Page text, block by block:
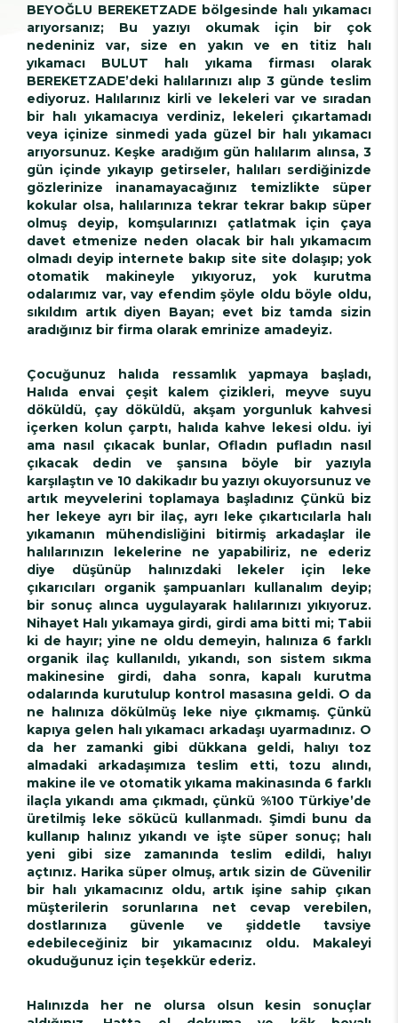
BEYOĞLU BEREKETZADE bölgesinde halı yıkamacı
arıyorsanız; Bu yazıyı okumak için bir çok
nedeniniz var, size en yakın ve en titiz halı
yıkamacı BULUT halı yıkama firması olarak
BEREKETZADE’deki halılarınızı alıp 3 günde teslim
ediyoruz. Halılarınız kirli ve lekeleri var ve sıradan
bir halı yıkamacıya verdiniz, lekeleri çıkartamadı
veya içinize sinmedi yada güzel bir halı yıkamacı
arıyorsunuz. Keşke aradığım gün halılarım alınsa, 3
gün içinde yıkayıp getirseler, halıları serdiğinizde
gözlerinize inanamayacağınız temizlikte süper
kokular olsa, halılarınıza tekrar tekrar bakıp süper
olmuş deyip, komşularınızı çatlatmak için çaya
davet etmenize neden olacak bir halı yıkamacım
olmadı deyip internete bakıp site site dolaşıp; yok
otomatik makineyle yıkıyoruz, yok kurutma
odalarımız var, vay efendim şöyle oldu böyle oldu,
sıkıldım artık diyen Bayan; evet biz tamda sizin
aradığınız bir firma olarak emrinize amadeyiz.
Çocuğunuz halıda ressamlık yapmaya başladı,
Halıda envai çeşit kalem çizikleri, meyve suyu
döküldü, çay döküldü, akşam yorgunluk kahvesi
içerken kolun çarptı, halıda kahve lekesi oldu. iyi
ama nasıl çıkacak bunlar, Ofladın pufladın nasıl
çıkacak dedin ve şansına böyle bir yazıyla
karşılaştın ve 10 dakikadır bu yazıyı okuyorsunuz ve
artık meyvelerini toplamaya başladınız Çünkü biz
her lekeye ayrı bir ilaç, ayrı leke çıkartıcılarla halı
yıkamanın mühendisliğini bitirmiş arkadaşlar ile
halılarınızın lekelerine ne yapabiliriz, ne ederiz
diye düşünüp halınızdaki lekeler için leke
çıkarıcıları organik şampuanları kullanalım deyip;
bir sonuç alınca uygulayarak halılarınızı yıkıyoruz.
Nihayet Halı yıkamaya girdi, girdi ama bitti mi; Tabii
ki de hayır; yine ne oldu demeyin, halınıza 6 farklı
organik ilaç kullanıldı, yıkandı, son sistem sıkma
makinesine girdi, daha sonra, kapalı kurutma
odalarında kurutulup kontrol masasına geldi. O da
ne halınıza dökülmüş leke niye çıkmamış. Çünkü
kapıya gelen halı yıkamacı arkadaşı uyarmadınız. O
da her zamanki gibi dükkana geldi, halıyı toz
almadaki arkadaşımıza teslim etti, tozu alındı,
makine ile ve otomatik yıkama makinasında 6 farklı
ilaçla yıkandı ama çıkmadı, çünkü %100 Türkiye’de
üretilmiş leke sökücü kullanmadı. Şimdi bunu da
kullanıp halınız yıkandı ve işte süper sonuç; halı
yeni gibi size zamanında teslim edildi, halıyı
açtınız. Harika süper olmuş, artık sizin de Güvenilir
bir halı yıkamacınız oldu, artık işine sahip çıkan
müşterilerin sorunlarına net cevap verebilen,
dostlarınıza güvenle ve şiddetle tavsiye
edebileceğiniz bir yıkamacınız oldu. Makaleyi
okuduğunuz için teşekkür ederiz.
Halınızda her ne olursa olsun kesin sonuçlar